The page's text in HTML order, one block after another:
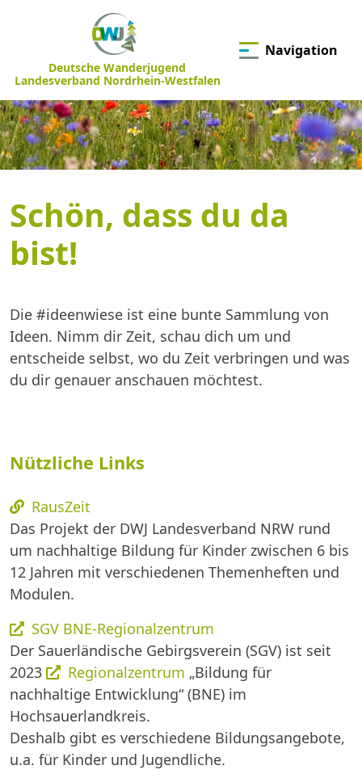
Deutsche Wanderjugend
Landesverband Nordrhein-Westfalen
Navigation
Schön, dass du da
bist!
Die #ideenwiese ist eine bunte Sammlung von
Ideen. Nimm dir Zeit, schau dich um und
entscheide selbst, wo du Zeit verbringen und was
du dir genauer anschauen möchtest.
Nützliche Links
RausZeit
Das Projekt der DWJ Landesverband NRW rund
um nachhaltige Bildung für Kinder zwischen 6 bis
12 Jahren mit verschiedenen Themenheften und
Modulen.
SGV BNE-Regionalzentrum
Der Sauerländische Gebirgsverein (SGV) ist seit
2023
Regionalzentrum „Bildung für
nachhaltige Entwicklung“ (BNE) im
Hochsauerlandkreis.
Deshalb gibt es verschiedene Bildungsangebote,
u.a. für Kinder und Jugendliche.